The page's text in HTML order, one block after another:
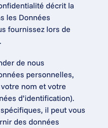
décrit la
les Données
fournissez lors de
de nous
personnelles,
nom et votre
d’identification).
il peut vous
des données